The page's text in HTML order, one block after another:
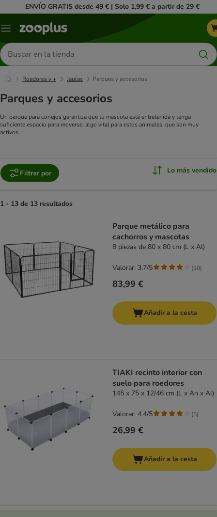
ENVÍO GRATIS desde 49 € | Solo 1,99 € a partir de 29 €
Menú
Buscar
productos
Roedores y + Jaulas Parques y accesorios
Parques y accesorios
Un parque para conejos garantiza que tu mascota esté entretenida y tenga
suficiente espacio para moverse, algo vital para estos animales, que son muy
activos.
Filtrar por Lo más vendido
1 - 13 de 13 resultados
Parque metálico para
cachorros y mascotas
8 piezas de 80 x 80 cm (L x Al)
83,99 €
Valorar: 3.7/5 (10)
Añadir a la cesta
TIAKI recinto interior con
suelo para roedores
145 x 75 x 12/46 cm (L x An x Al)
26,99 €
Valorar: 4.4/5 (5)
Añadir a la cesta